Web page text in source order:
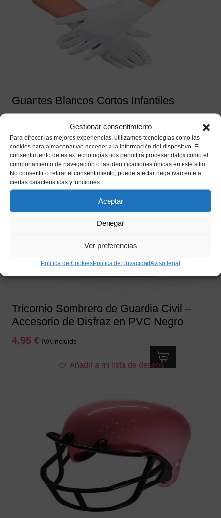
Gestionar consentimiento
Para ofrecer las mejores experiencias, utilizamos tecnologías como las
cookies para almacenar y/o acceder a la información del dispositivo. El
consentimiento de estas tecnologías nos permitirá procesar datos como el
comportamiento de navegación o las identificaciones únicas en este sitio.
No consentir o retirar el consentimiento, puede afectar negativamente a
ciertas características y funciones.
Aceptar
Denegar
Ver preferencias
Política de CookiesPolítica de privacidadAviso legal
Guantes Blancos Cortos Infantiles
Añadir a mi lista de deseos
Tricornio Sombrero de Guardia Civil –
Accesorio de Disfraz en PVC Negro
4,95 € IVA incluido
Añadir a mi lista de deseos